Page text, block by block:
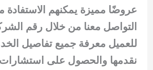
عروضًا مميزة يمكنهم الاستفادة
التواصل معنا من خلال رقم
للعميل معرفة جميع تفاصيل
نقدمها والحصول على استشارات